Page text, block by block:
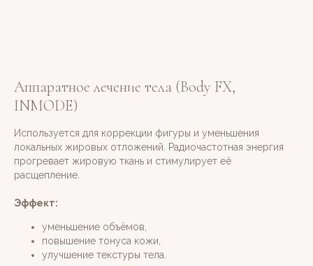
Аппаратное лечение тела (Body FX,
INMODE)
Используется для коррекции фигуры и уменьшения
локальных жировых отложений. Радиочастотная энергия
прогревает жировую ткань и стимулирует её
расщепление.
Эффект:
уменьшение объёмов,
повышение тонуса кожи,
улучшение текстуры тела.